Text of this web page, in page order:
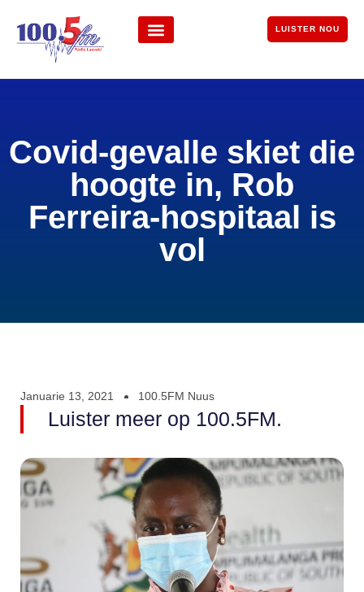
LUISTER NOU
Covid-gevalle skiet die
hoogte in, Rob
Ferreira-hospitaal is
vol
Januarie 13, 2021 100.5FM Nuus
Luister meer op 100.5FM.